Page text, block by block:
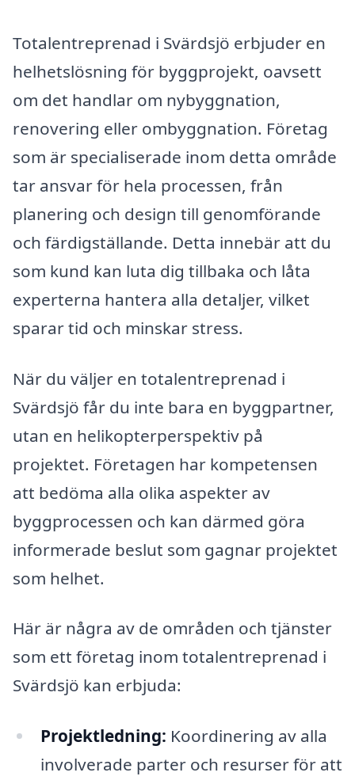
Totalentreprenad i Svärdsjö erbjuder en
helhetslösning för byggprojekt, oavsett
om det handlar om nybyggnation,
renovering eller ombyggnation. Företag
som är specialiserade inom detta område
tar ansvar för hela processen, från
planering och design till genomförande
och färdigställande. Detta innebär att du
som kund kan luta dig tillbaka och låta
experterna hantera alla detaljer, vilket
sparar tid och minskar stress.
När du väljer en totalentreprenad i
Svärdsjö får du inte bara en byggpartner,
utan en helikopterperspektiv på
projektet. Företagen har kompetensen
att bedöma alla olika aspekter av
byggprocessen och kan därmed göra
informerade beslut som gagnar projektet
som helhet.
Här är några av de områden och tjänster
som ett företag inom totalentreprenad i
Svärdsjö kan erbjuda:
Projektledning: Koordinering av alla
involverade parter och resurser för att